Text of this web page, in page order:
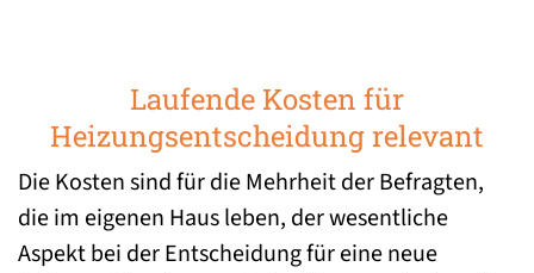
Laufende Kosten für
Heizungsentscheidung relevant
Die Kosten sind für die Mehrheit der Befragten,
die im eigenen Haus leben, der wesentliche
Aspekt bei der Entscheidung für eine neue